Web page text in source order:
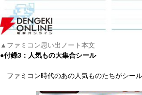
▲ファミコン思い出ノート本文
●付録3：人気もの大集合シール
ファミコン時代のあの人気ものたちがシール